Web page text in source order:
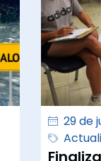
29 de